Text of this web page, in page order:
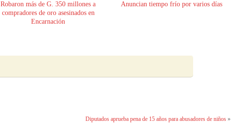
Robaron más de G. 350 millones a
compradores de oro asesinados en
Encarnación
Anuncian tiempo frío por varios días
Diputados aprueba pena de 15 años para abusadores de niños»